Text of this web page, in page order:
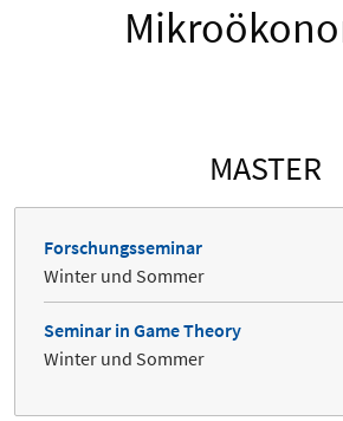
MASTER
Forschungsseminar
Winter und Sommer
Seminar in Game Theory
Winter und Sommer